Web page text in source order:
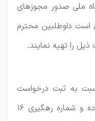
ملی صدور مجوزهای
داوطلبین محترم
ذیل را تهیه نمایند.
به ثبت درخواست
گواهی عدم سوء پیشینه اقدام نموده و شماره رهگیری ۱۶